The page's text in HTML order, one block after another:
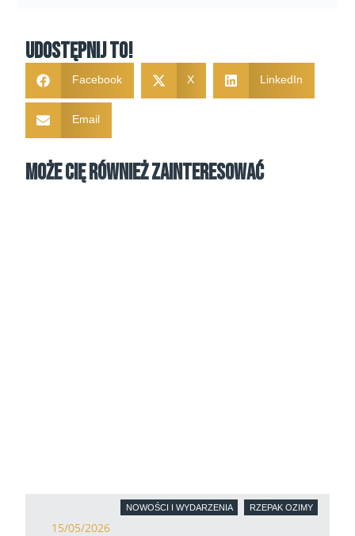
Udostępnij to!
Facebook X LinkedIn
Email
Może Cię również zainteresować
NOWOŚCI I WYDARZENIA RZEPAK OZIMY
15/05/2026